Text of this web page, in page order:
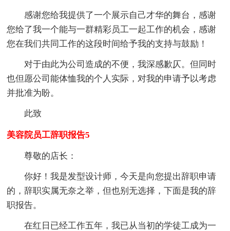
感谢您给我提供了一个展示自己才华的舞台，感谢
您给了我一个能与一群精彩员工一起工作的机会，感谢
您在我们共同工作的这段时间给予我的支持与鼓励！
对于由此为公司造成的不便，我深感歉仄。但同时
也但愿公司能体恤我的个人实际，对我的申请予以考虑
并批准为盼。
此致
美容院员工辞职报告5
尊敬的店长：
你好！我是发型设计师，今天是向您提出辞职申请
的，辞职实属无奈之举，但也别无选择，下面是我的辞
职报告。
在红日已经工作五年，我已从当初的学徒工成为一